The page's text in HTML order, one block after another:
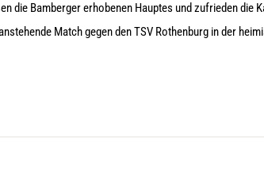
die Bamberger erhobenen Hauptes und zufrieden die
Match gegen den TSV Rothenburg in der